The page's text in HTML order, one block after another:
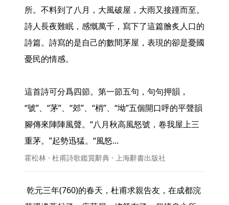
所。不料到了八月，大風破屋，大雨又接踵而至。
詩人長夜難眠，感慨萬千，寫下了這篇膾炙人口的
詩篇。詩寫的是自己的數間茅屋，表現的卻是憂國
憂民的情感。
這首詩可分爲四節。第一節五句，句句押韻，
“號”、“茅”、“郊”、“梢”、“坳”五個開口呼的平聲韻
腳傳來陣陣風聲。“八月秋高風怒號，卷我屋上三
重茅。”起勢迅猛。“風怒...
霍松林 · 杜甫詩歌鑑賞辭典 · 上海辭書出版社